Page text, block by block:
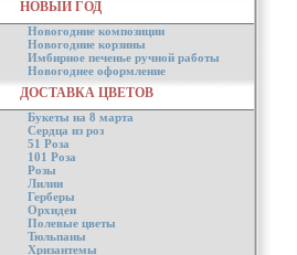
НОВЫЙ ГОД
Новогодние композиции
Новогодние корзины
Имбирное печенье ручной работы
Новогоднее оформление
ДОСТАВКА ЦВЕТОВ
Букеты на 8 марта
Сердца из роз
51 Роза
101 Роза
Розы
Лилии
Герберы
Орхидеи
Полевые цветы
Тюльпаны
Хризантемы